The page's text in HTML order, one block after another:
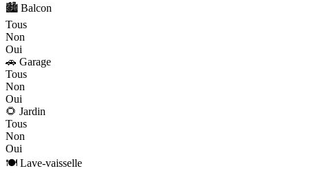
🏙️ Balcon
Tous
Non
Oui
🚗 Garage
Tous
Non
Oui
🌻 Jardin
Tous
Non
Oui
🍽️ Lave-vaisselle